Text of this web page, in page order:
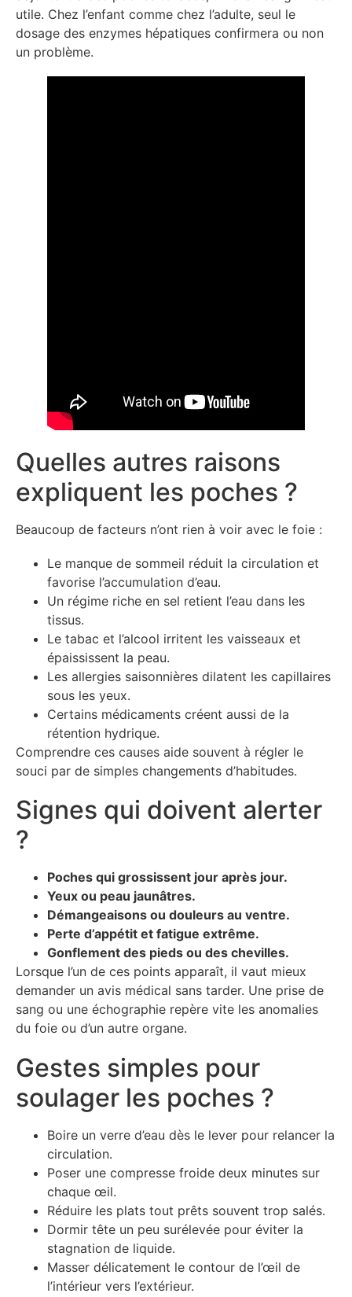
utile. Chez l’enfant comme chez l’adulte, seul le
dosage des enzymes hépatiques confirmera ou non
un problème.
Quelles autres raisons
expliquent les poches ?
Beaucoup de facteurs n’ont rien à voir avec le foie :
Le manque de sommeil réduit la circulation et
favorise l’accumulation d’eau.
Un régime riche en sel retient l’eau dans les
tissus.
Le tabac et l’alcool irritent les vaisseaux et
épaississent la peau.
Les allergies saisonnières dilatent les capillaires
sous les yeux.
Certains médicaments créent aussi de la
rétention hydrique.
Comprendre ces causes aide souvent à régler le
souci par de simples changements d’habitudes.
Signes qui doivent alerter
?
Poches qui grossissent jour après jour.
Yeux ou peau jaunâtres.
Démangeaisons ou douleurs au ventre.
Perte d’appétit et fatigue extrême.
Gonflement des pieds ou des chevilles.
Lorsque l’un de ces points apparaît, il vaut mieux
demander un avis médical sans tarder. Une prise de
sang ou une échographie repère vite les anomalies
du foie ou d’un autre organe.
Gestes simples pour
soulager les poches ?
Boire un verre d’eau dès le lever pour relancer la
circulation.
Poser une compresse froide deux minutes sur
chaque œil.
Réduire les plats tout prêts souvent trop salés.
Dormir tête un peu surélevée pour éviter la
stagnation de liquide.
Masser délicatement le contour de l’œil de
l’intérieur vers l’extérieur.